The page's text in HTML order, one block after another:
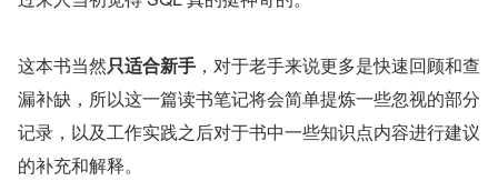
这本书当然只适合新手 ，对于老手来说更多是快速回顾和查
漏补缺，所以这一篇读书笔记将会简单提炼一些忽视的部分
记录，以及工作实践之后对于书中一些知识点内容进行建议
的补充和解释。